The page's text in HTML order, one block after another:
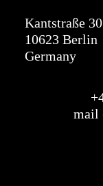
Kantstraße 30
10623 Berlin
Germany
mail